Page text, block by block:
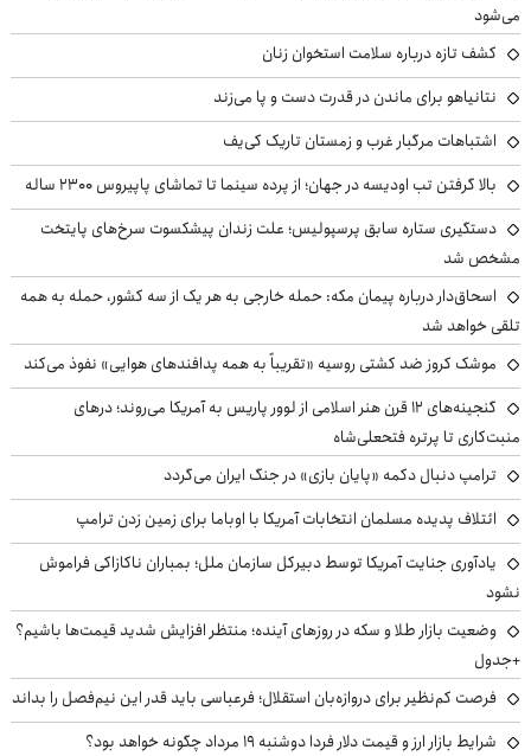
می‌شود
کشف تازه درباره سلامت استخوان زنان
نتانیاهو برای ماندن در قدرت دست و پا می‌زند
اشتباهات مرگبار غرب و زمستان تاریک کی‌یف
بالا گرفتن تب اودیسه در جهان؛ از پرده سینما تا تماشای پاپیروس ۲۳۰۰ ساله
دستگیری ستاره سابق پرسپولیس؛ علت زندان پیشکسوت سرخ‌های پایتخت
مشخص شد
اسحاق‌دار درباره پیمان مکه: حمله خارجی به هر یک از سه کشور، حمله به همه
تلقی خواهد شد
موشک کروز ضد کشتی روسیه «تقریباً به همه پدافندهای هوایی» نفوذ می‌کند
گنجینه‌های ۱۲ قرن هنر اسلامی از لوور پاریس به آمریکا می‌روند؛ درهای
منبت‌کاری تا پرتره فتحعلی‌شاه
ترامپ دنبال دکمه «پایان بازی» در جنگ ایران می‌گردد
ائتلاف پدیده مسلمان انتخابات آمریکا با اوباما برای زمین زدن ترامپ
یادآوری جنایت آمریکا توسط دبیرکل سازمان ملل؛ بمباران ناکازاکی فراموش
نشود
وضعیت بازار طلا و سکه در روزهای آینده؛ منتظر افزایش شدید قیمت‌ها باشیم؟
+جدول
فرصت کم‌نظیر برای دروازه‌بان استقلال؛ فرعباسی باید قدر این نیم‌فصل را بداند
شرایط بازار ارز و قیمت دلار فردا دوشنبه ۱۹ مرداد چگونه خواهد بود؟